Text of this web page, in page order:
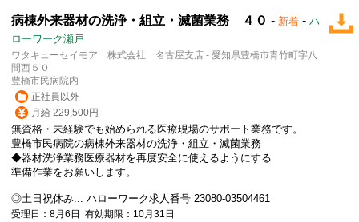
病棟外来器材の洗浄・組立・滅菌業務 ４０ - 新着 - ハ
ローワーク瀬戸
ワタキューセイモア 株式会社 名古屋支店 - 愛知県豊橋市青竹町字八
間西５０
豊橋市民病院内
正社員以外
月給 229,500円
無資格・未経験でも始められる医療現場のサポート業務です。
豊橋市民病院の病棟外来器材の洗浄・組立・滅菌業務
◆器材洗浄業務医療器材を再度安全に使えるようにする
準備作業をお願いします。
◎土日祝休み ... ハローワーク求人番号 23080-03504461
受理日：8月6日 有効期限：10月31日